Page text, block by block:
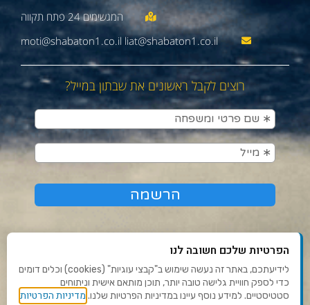
moti@shabaton1.co.il liat@shabaton1.co.il
רוצים לקבל ראשונים את שבתון במייל?
תנאי שימוש ומדיניות פרטיות
הפרטיות שלכם חשובה לנו
לידיעתכם, באתר זה נעשה שימוש ב"קבצי עוגיות" (cookies) וכלים דומים
כדי לספק חוויית גלישה טובה יותר, תוכן מותאם אישית וניתוחים
סטטיסטיים. למידע נוסף עיינו במדיניות הפרטיות שלנו. מדיניות הפרטיות